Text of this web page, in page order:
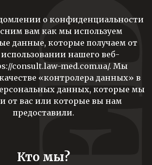
о конфиденциальности
вам как мы используем
данные, которые получаем от
нашего веб-
consult.law-med.com.ua/. Мы
«контролера данных» в
данных, которые мы
от вас или которые вы нам
предоставили.
Кто мы?